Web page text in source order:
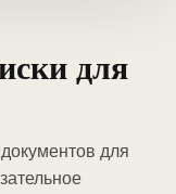
для
для